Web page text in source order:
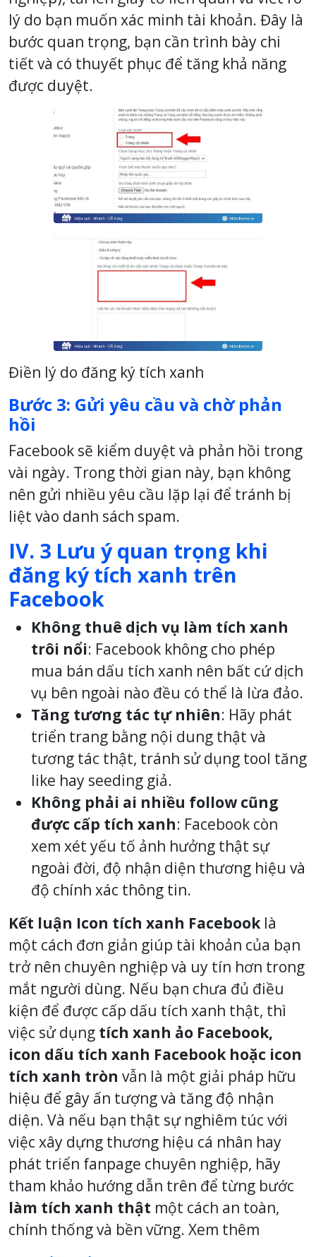
lý do bạn muốn xác minh tài khoản. Đây là
bước quan trọng, bạn cần trình bày chi
tiết và có thuyết phục để tăng khả năng
được duyệt.
Điền lý do đăng ký tích xanh
Bước 3: Gửi yêu cầu và chờ phản
hồi
Facebook sẽ kiểm duyệt và phản hồi trong
vài ngày. Trong thời gian này, bạn không
nên gửi nhiều yêu cầu lặp lại để tránh bị
liệt vào danh sách spam.
IV. 3 Lưu ý quan trọng khi
đăng ký tích xanh trên
Facebook
Không thuê dịch vụ làm tích xanh
trôi nổi: Facebook không cho phép
mua bán dấu tích xanh nên bất cứ dịch
vụ bên ngoài nào đều có thể là lừa đảo.
Tăng tương tác tự nhiên: Hãy phát
triển trang bằng nội dung thật và
tương tác thật, tránh sử dụng tool tăng
like hay seeding giả.
Không phải ai nhiều follow cũng
được cấp tích xanh: Facebook còn
xem xét yếu tố ảnh hưởng thật sự
ngoài đời, độ nhận diện thương hiệu và
độ chính xác thông tin.
Kết luận Icon tích xanh Facebooklà
một cách đơn giản giúp tài khoản của bạn
trở nên chuyên nghiệp và uy tín hơn trong
mắt người dùng. Nếu bạn chưa đủ điều
kiện để được cấp dấu tích xanh thật, thì
việc sử dụng tích xanh ảo Facebook,
icon dấu tích xanh Facebook hoặc icon
tích xanh tròn vẫn là một giải pháp hữu
hiệu để gây ấn tượng và tăng độ nhận
diện. Và nếu bạn thật sự nghiêm túc với
việc xây dựng thương hiệu cá nhân hay
phát triển fanpage chuyên nghiệp, hãy
tham khảo hướng dẫn trên để từng bước
làm tích xanh thật một cách an toàn,
chính thống và bền vững. Xem thêm